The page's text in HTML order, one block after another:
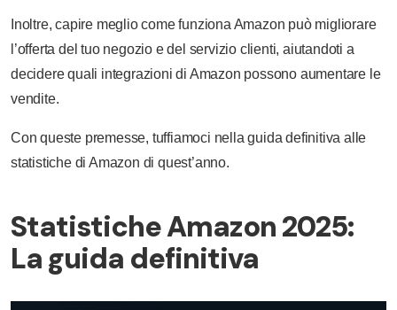
Inoltre, capire meglio come funziona Amazon può migliorare
l’offerta del tuo negozio e del servizio clienti, aiutandoti a
decidere quali integrazioni di Amazon possono aumentare le
vendite.
Con queste premesse, tuffiamoci nella guida definitiva alle
statistiche di Amazon di quest’anno.
Statistiche Amazon 2025:
La guida definitiva